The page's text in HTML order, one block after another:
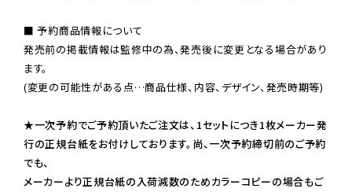
■ 予約商品情報について
発売前の掲載情報は監修中の為、発売後に変更となる場合があり
ます。
(変更の可能性がある点…商品仕様、内容、デザイン、発売時期等)
★一次予約でご予約頂いたご注文は、1セットにつき1枚メーカー発
行の正規台紙をお付けしております。尚、一次予約締切前のご予約
でも、
メーカーより正規台紙の入荷減数のためカラーコピーの場合もご